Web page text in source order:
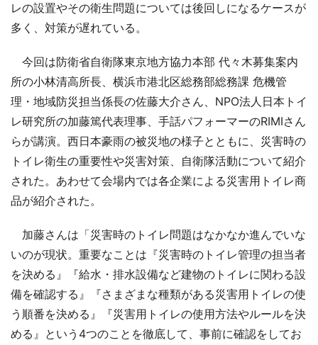
レの設置やその衛生問題については後回しになるケースが
多く、対策が遅れている。
今回は防衛省自衛隊東京地方協力本部 代々木募集案内
所の小林清高所長、横浜市港北区総務部総務課 危機管
理・地域防災担当係長の佐藤大介さん、NPO法人日本トイ
レ研究所の加藤篤代表理事、手話パフォーマーのRIMIさん
らが講演。西日本豪雨の被災地の様子とともに、災害時の
トイレ衛生の重要性や災害対策、自衛隊活動について紹介
された。あわせて会場内では各企業による災害用トイレ商
品が紹介された。
加藤さんは「災害時のトイレ問題はなかなか進んでいな
いのが現状。重要なことは『災害時のトイレ管理の担当者
を決める』『給水・排水設備など建物のトイレに関わる設
備を確認する』『さまざまな種類がある災害用トイレの使
う順番を決める』『災害用トイレの使用方法やルールを決
める』という4つのことを徹底して、事前に確認をしてお